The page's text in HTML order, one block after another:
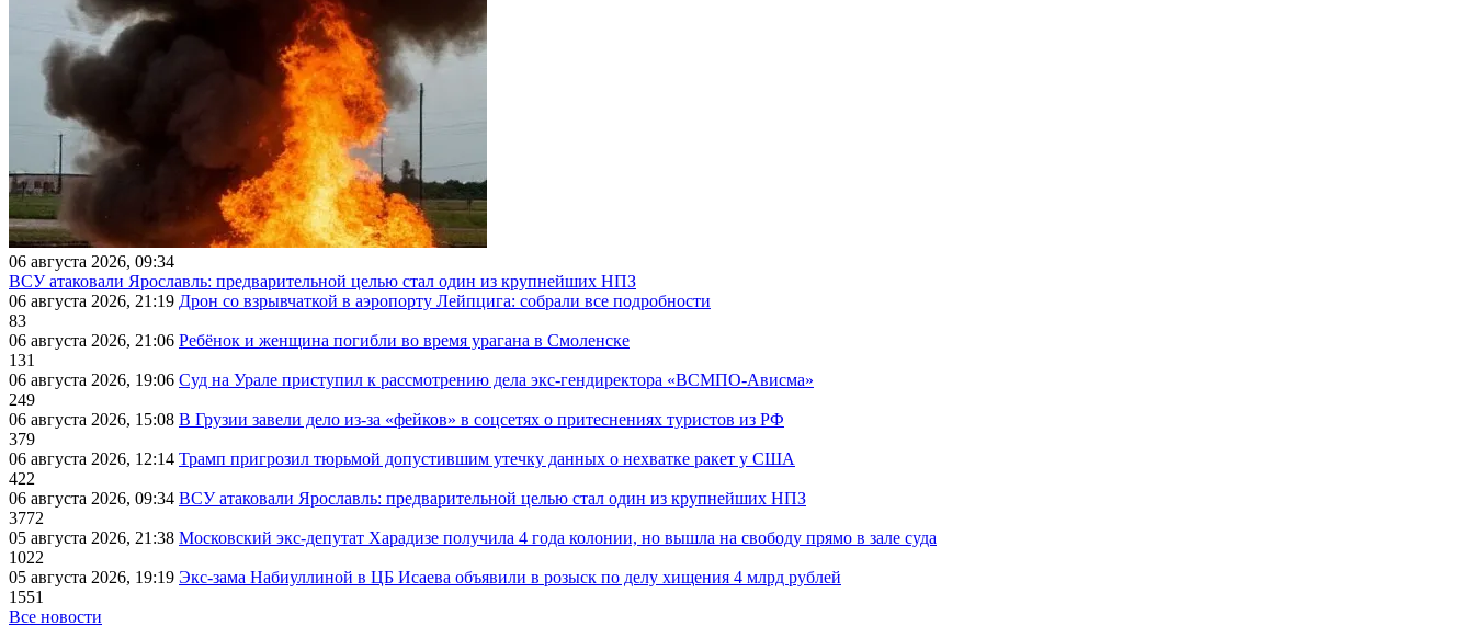
06 августа 2026, 09:34
ВСУ атаковали Ярославль: предварительной целью стал один из крупнейших НПЗ
06 августа 2026, 21:19 Дрон со взрывчаткой в аэропорту Лейпцига: собрали все подробности
83
06 августа 2026, 21:06 Ребёнок и женщина погибли во время урагана в Смоленске
131
06 августа 2026, 19:06 Суд на Урале приступил к рассмотрению дела экс-гендиректора «ВСМПО-Ависма»
249
06 августа 2026, 15:08 В Грузии завели дело из-за «фейков» в соцсетях о притеснениях туристов из РФ
379
06 августа 2026, 12:14 Трамп пригрозил тюрьмой допустившим утечку данных о нехватке ракет у США
422
06 августа 2026, 09:34 ВСУ атаковали Ярославль: предварительной целью стал один из крупнейших НПЗ
3772
05 августа 2026, 21:38 Московский экс-депутат Харадизе получила 4 года колонии, но вышла на свободу прямо в зале суда
1022
05 августа 2026, 19:19 Экс-зама Набиуллиной в ЦБ Исаева объявили в розыск по делу хищения 4 млрд рублей
1551
Все новости